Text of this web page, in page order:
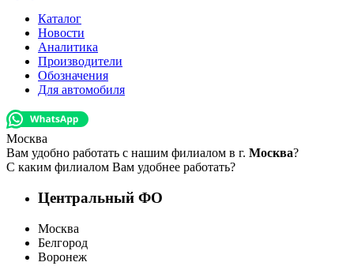
Каталог
Новости
Аналитика
Производители
Обозначения
Для автомобиля
Москва
Вам удобно работать с нашим филиалом в г. Москва?
С каким филиалом Вам удобнее работать?
Центральный ФО
Москва
Белгород
Воронеж